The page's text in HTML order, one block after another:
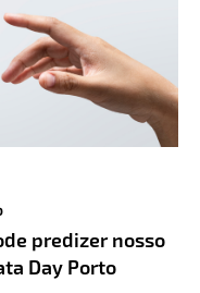
predizer nosso
Day Porto